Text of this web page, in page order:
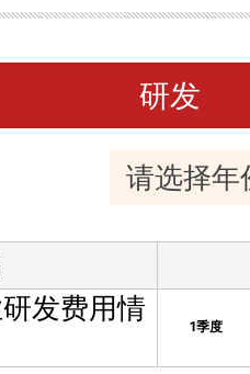
研发
发费用情
1季度